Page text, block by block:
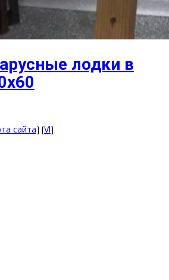
лодки в
сайта] [Vl]